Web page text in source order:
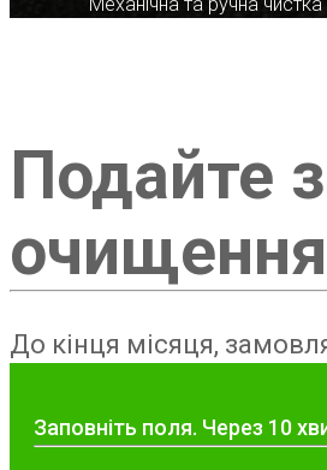
Подайте
До кінця місяця,
Заповніть поля. Через 10